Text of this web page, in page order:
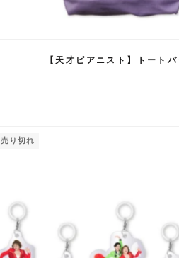
【天才ピアニスト】トート
売り切れ